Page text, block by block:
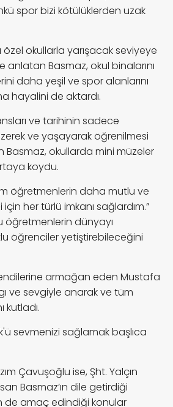
spor bizi kötülüklerden uzak
özel okullarla yarışacak seviyeye
anlatan Basmaz, okul binalarını
daha yeşil ve spor alanlarını
hayalini de aktardı.
ve tarihinin sadece
ve yaşayarak öğrenilmesi
Basmaz, okullarda mini müzeler
koydu.
öğretmenlerin daha mutlu ve
her türlü imkanı sağlardım.”
öğretmenlerin dünyayı
öğrenciler yetiştirebileceğini
armağan eden Mustafa
ve sevgiyle anarak ve tüm
kutladı.
sevmenizi sağlamak başlıca
Çavuşoğlu ise, Şht. Yalçın
Basmaz’ın dile getirdiği
de amaç edindiği konular